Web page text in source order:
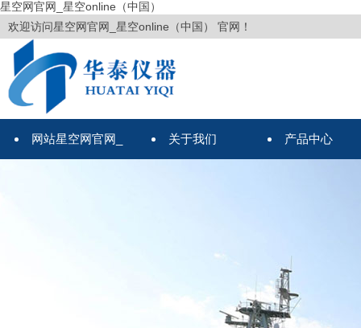
星空网官网_星空online（中国）
欢迎访问星空网官网_星空online（中国） 官网！
网站星空网官网_ 关于我们 产品中心